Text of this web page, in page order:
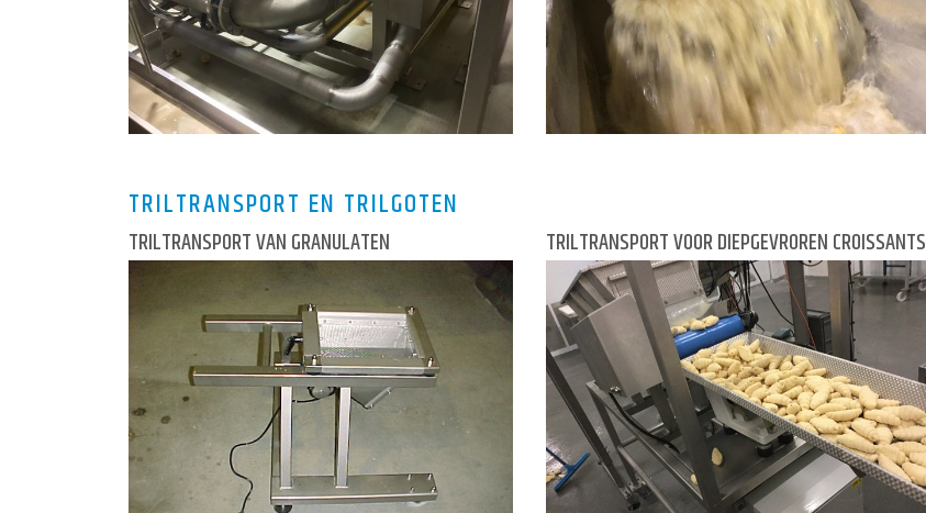
TRILTRANSPORT EN TRILGOTEN
TRILTRANSPORT VAN GRANULATEN TRILTRANSPORT VOOR DIEPGEVROREN CROISSANTS